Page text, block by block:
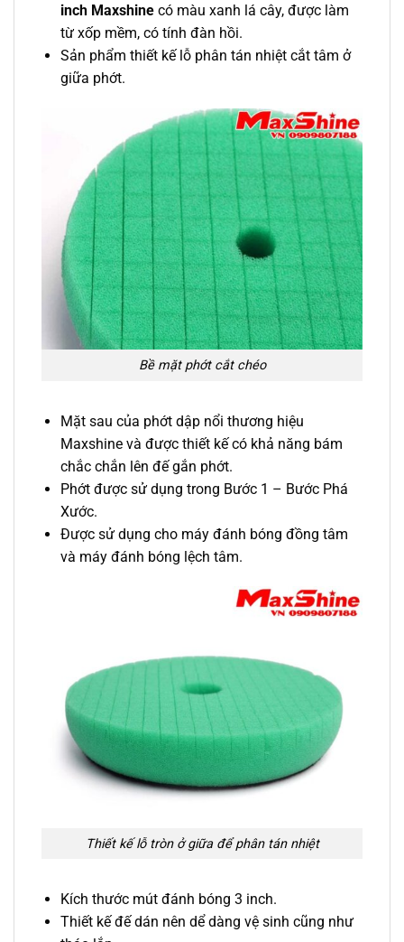
inch Maxshine có màu xanh lá cây, được làm
từ xốp mềm, có tính đàn hồi.
Sản phẩm thiết kế lỗ phân tán nhiệt cắt tâm ở
giữa phớt.
Bề mặt phớt cắt chéo
Mặt sau của phớt dập nổi thương hiệu
Maxshine và được thiết kế có khả năng bám
chắc chắn lên đế gắn phớt.
Phớt được sử dụng trong Bước 1 – Bước Phá
Xước.
Được sử dụng cho máy đánh bóng đồng tâm
và máy đánh bóng lệch tâm.
Thiết kế lỗ tròn ở giữa để phân tán nhiệt
Kích thước mút đánh bóng 3 inch.
Thiết kế đế dán nên dể dàng vệ sinh cũng như